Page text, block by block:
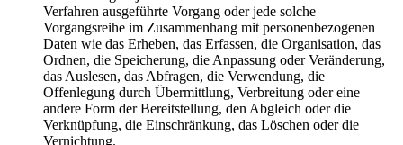
Verfahren ausgeführte Vorgang oder jede solche
Vorgangsreihe im Zusammenhang mit personenbezogenen
Daten wie das Erheben, das Erfassen, die Organisation, das
Ordnen, die Speicherung, die Anpassung oder Veränderung,
das Auslesen, das Abfragen, die Verwendung, die
Offenlegung durch Übermittlung, Verbreitung oder eine
andere Form der Bereitstellung, den Abgleich oder die
Verknüpfung, die Einschränkung, das Löschen oder die
Vernichtung.